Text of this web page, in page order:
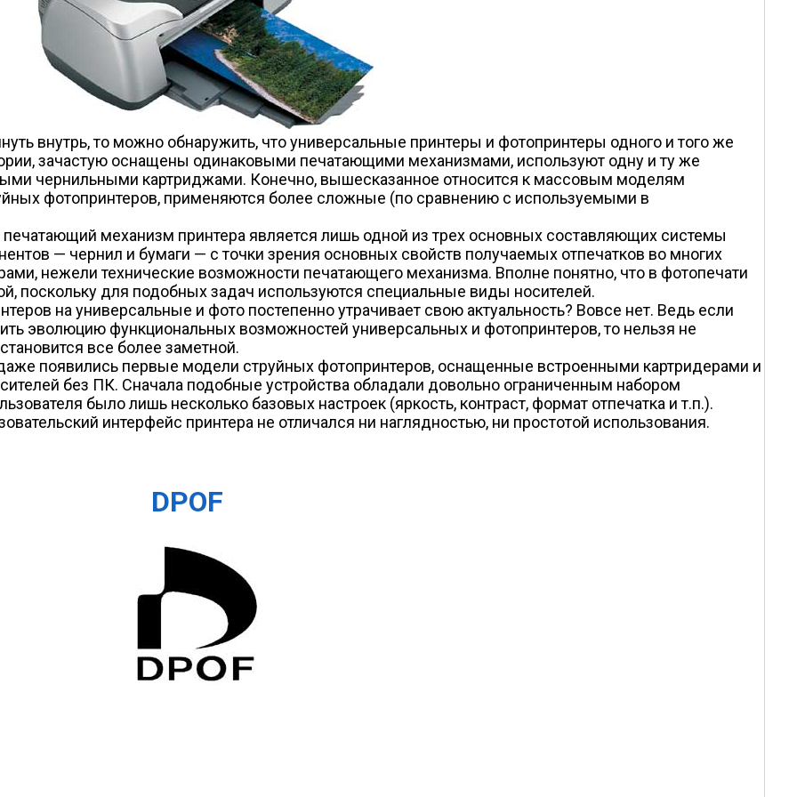
внутрь, то можно обнаружить, что универсальные принтеры и фотопринтеры одного и того же
зачастую оснащены одинаковыми печатающими механизмами, используют одну и ту же
чернильными картриджами. Конечно, вышесказанное относится к массовым моделям
фотопринтеров, применяются более сложные (по сравнению с используемыми в
печатающий механизм принтера является лишь одной из трех основных составляющих системы
— чернил и бумаги — с точки зрения основных свойств получаемых отпечатков во многих
нежели технические возможности печатающего механизма. Вполне понятно, что в фотопечати
поскольку для подобных задач используются специальные виды носителей.
на универсальные и фото постепенно утрачивает свою актуальность? Вовсе нет. Ведь если
эволюцию функциональных возможностей универсальных и фотопринтеров, то нельзя не
все более заметной.
появились первые модели струйных фотопринтеров, оснащенные встроенными картридерами и
без ПК. Сначала подобные устройства обладали довольно ограниченным набором
было лишь несколько базовых настроек (яркость, контраст, формат отпечатка и т.п.).
интерфейс принтера не отличался ни наглядностью, ни простотой использования.
DPOF